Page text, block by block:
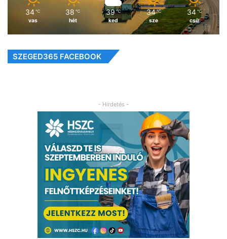
34 ℃
vas
38 ℃
hét
39 ℃
ked
34 ℃
sze
34 ℃
csü
SZEGED365 FACEBOOK
- Hirdetés -